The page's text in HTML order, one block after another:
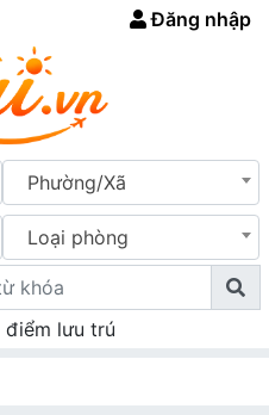
Đăng nhập
Phường/Xã
Loại phòng
điểm lưu trú